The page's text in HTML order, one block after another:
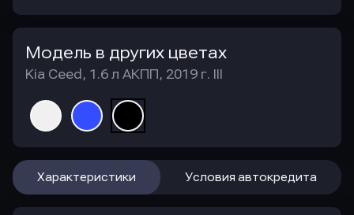
Модель в других цветах
Kia Ceed, 1.6 л АКПП, 2019 г. III
Характеристики Условия автокредита